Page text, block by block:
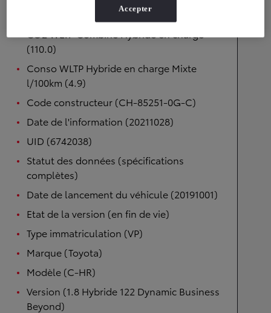
CO2 WLTP Combiné Hybride en charge
(110.0)
Conso WLTP Hybride en charge Mixte
l/100km (4.9)
Code constructeur (CH-85251-0G-C)
Date de l'information (20211028)
UID (6742038)
Statut des données (spécifications
complètes)
Date de lancement du véhicule (20191001)
Etat de la version (en fin de vie)
Type immatriculation (VP)
Marque (Toyota)
Modèle (C-HR)
Version (1.8 Hybride 122 Dynamic Business
Beyond)
Accepter